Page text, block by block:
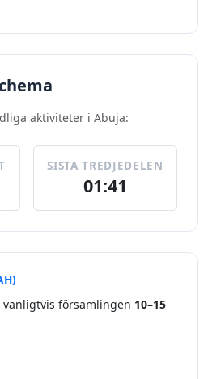
aktiviteter i Abuja:
SISTA TREDJEDELEN
01:41
församlingen 10–15